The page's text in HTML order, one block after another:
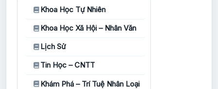
Khoa Học Tự Nhiên
Khoa Học Xã Hội – Nhân Văn
Lịch Sử
Tin Học – CNTT
Khám Phá – Trí Tuệ Nhân Loại